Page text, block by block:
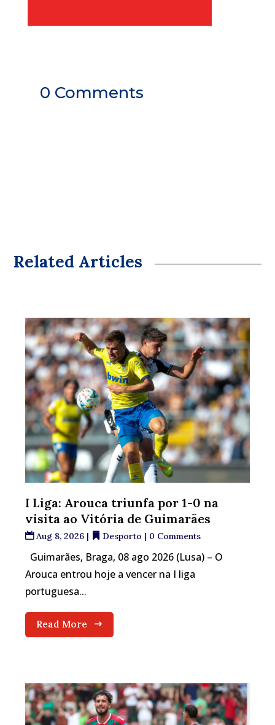
0 Comments
Related Articles
I Liga: Arouca triunfa por 1-0 na
visita ao Vitória de Guimarães
Aug 8, 2026 | Desporto | 0 Comments
Guimarães, Braga, 08 ago 2026 (Lusa) – O
Arouca entrou hoje a vencer na I liga
portuguesa...
Read More